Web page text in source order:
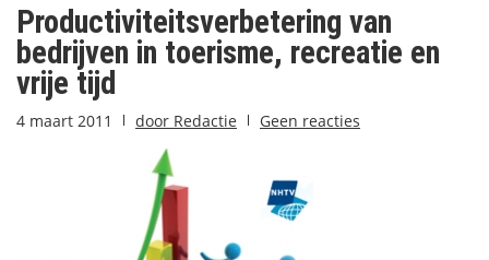
Productiviteitsverbetering van
bedrijven in toerisme, recreatie en
vrije tijd
4 maart 2011 door Redactie Geen reacties